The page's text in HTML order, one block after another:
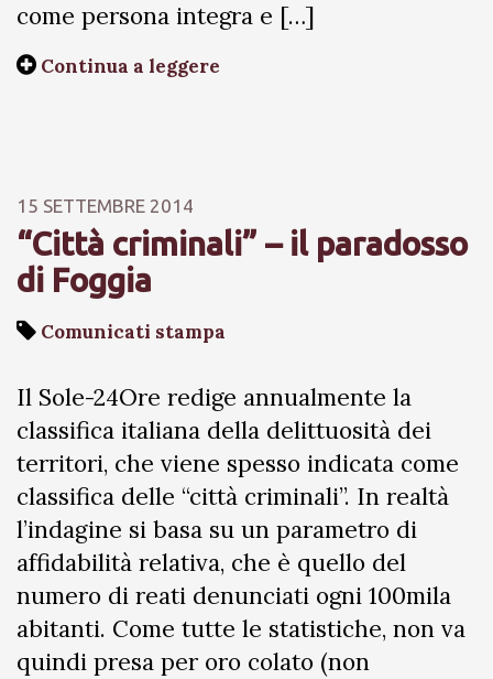
come persona integra e […]
Continua a leggere
15 SETTEMBRE 2014
“Città criminali” – il paradosso
di Foggia
Comunicati stampa
Il Sole-24Ore redige annualmente la
classifica italiana della delittuosità dei
territori, che viene spesso indicata come
classifica delle “città criminali”. In realtà
l’indagine si basa su un parametro di
affidabilità relativa, che è quello del
numero di reati denunciati ogni 100mila
abitanti. Come tutte le statistiche, non va
quindi presa per oro colato (non